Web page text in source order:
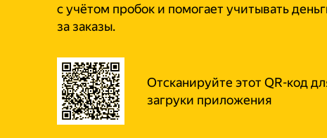
с учётом пробок и помогает учитывать
за заказы.
Отсканируйте этот QR-код
загруки приложения